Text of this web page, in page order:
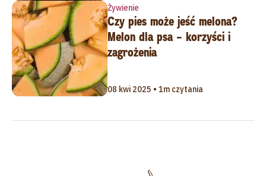
Żywienie
Czy pies może jeść melona?
Melon dla psa – korzyści i
zagrożenia
08 kwi 2025 • 1m czytania